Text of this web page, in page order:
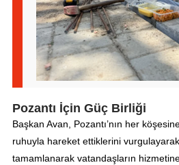
Pozantı İçin Güç Birliği
Başkan Avan, Pozantı’nın her
ruhuyla hareket ettiklerini
tamamlanarak vatandaşların